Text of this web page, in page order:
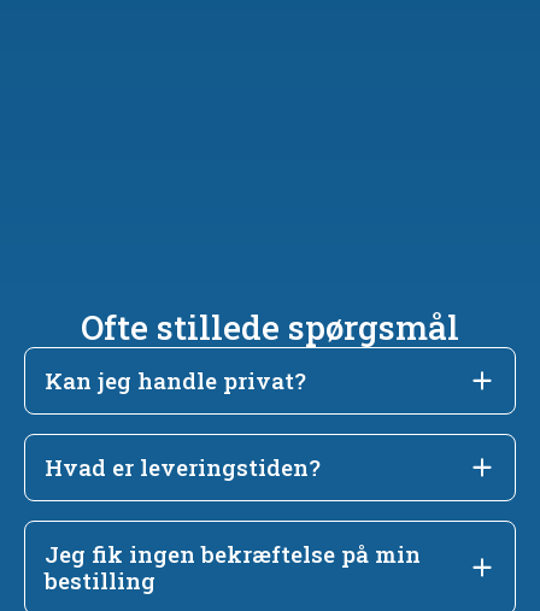
Ofte stillede spørgsmål
Kan jeg handle privat?
Hvad er leveringstiden?
Jeg fik ingen bekræftelse på min
bestilling